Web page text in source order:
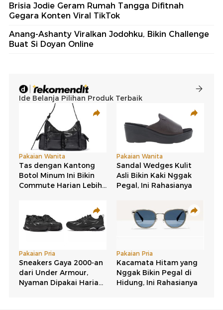
Brisia Jodie Geram Rumah Tangga Difitnah
Gegara Konten Viral TikTok
Anang-Ashanty Viralkan Jodohku, Bikin Challenge
Buat Si Doyan Online